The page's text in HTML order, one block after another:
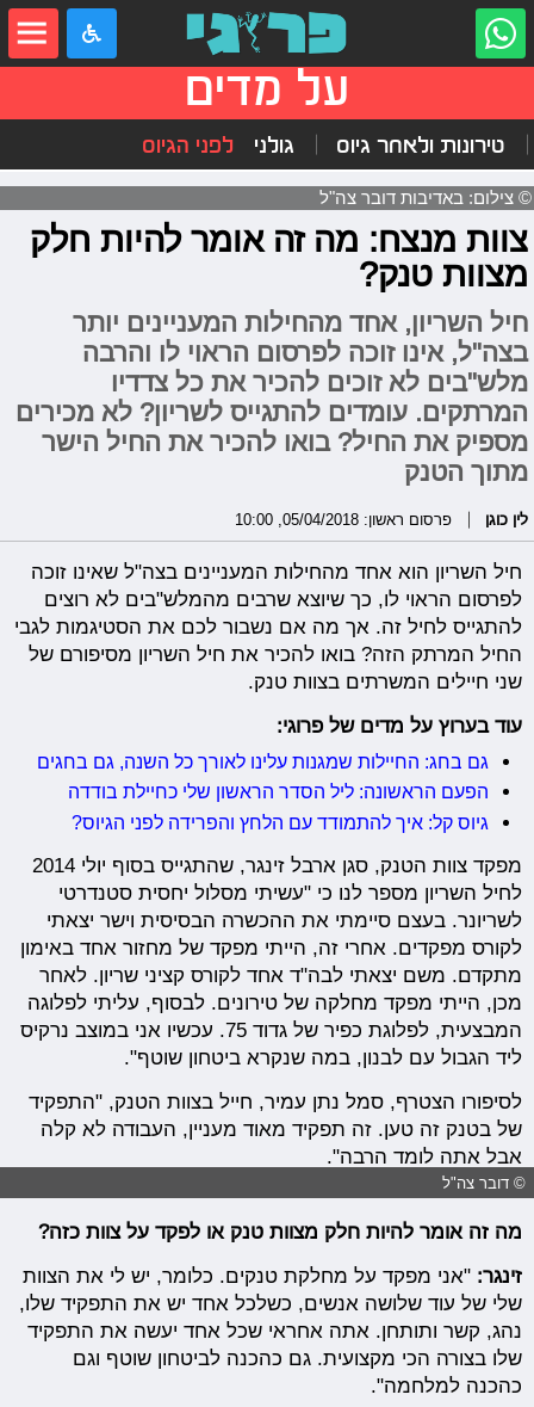
על מדים
טירונות ולאחר גיוס גולני לפני הגיוס
© צילום: באדיבות דובר צה"ל
צוות מנצח: מה זה אומר להיות חלק
מצוות טנק?
חיל השריון, אחד מהחילות המעניינים יותר
בצה"ל, אינו זוכה לפרסום הראוי לו והרבה
מלש"בים לא זוכים להכיר את כל צדדיו
המרתקים. עומדים להתגייס לשריון? לא מכירים
מספיק את החיל? בואו להכיר את החיל הישר
מתוך הטנק
לין כוגן פרסום ראשון: 05/04/2018, 10:00
חיל השריון הוא אחד מהחילות המעניינים בצה"ל שאינו זוכה
לפרסום הראוי לו, כך שיוצא שרבים מהמלש"בים לא רוצים
להתגייס לחיל זה. אך מה אם נשבור לכם את הסטיגמות לגבי
החיל המרתק הזה? בואו להכיר את חיל השריון מסיפורם של
שני חיילים המשרתים בצוות טנק.
עוד בערוץ על מדים של פרוגי:
גם בחג: החיילות שמגנות עלינו לאורך כל השנה, גם בחגים
הפעם הראשונה: ליל הסדר הראשון שלי כחיילת בודדה
גיוס קל: איך להתמודד עם הלחץ והפרידה לפני הגיוס?
מפקד צוות הטנק, סגן ארבל זינגר, שהתגייס בסוף יולי 2014
לחיל השריון מספר לנו כי "עשיתי מסלול יחסית סטנדרטי
לשריונר. בעצם סיימתי את ההכשרה הבסיסית וישר יצאתי
לקורס מפקדים. אחרי זה, הייתי מפקד של מחזור אחד באימון
מתקדם. משם יצאתי לבה"ד אחד לקורס קציני שריון. לאחר
מכן, הייתי מפקד מחלקה של טירונים. לבסוף, עליתי לפלוגה
המבצעית, לפלוגת כפיר של גדוד 75. עכשיו אני במוצב נרקיס
ליד הגבול עם לבנון, במה שנקרא ביטחון שוטף".
לסיפורו הצטרף, סמל נתן עמיר, חייל בצוות הטנק, "התפקיד
של בטנק זה טען. זה תפקיד מאוד מעניין, העבודה לא קלה
אבל אתה לומד הרבה".
© דובר צה"ל
מה זה אומר להיות חלק מצוות טנק או לפקד על צוות כזה?
זינגר: "אני מפקד על מחלקת טנקים. כלומר, יש לי את הצוות
שלי של עוד שלושה אנשים, כשלכל אחד יש את התפקיד שלו,
נהג, קשר ותותחן. אתה אחראי שכל אחד יעשה את התפקיד
שלו בצורה הכי מקצועית. גם כהכנה לביטחון שוטף וגם
כהכנה למלחמה".